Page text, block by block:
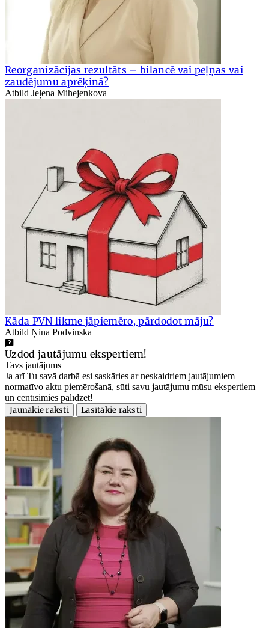
Reorganizācijas rezultāts – bilancē vai peļņas vai
zaudējumu aprēķinā?
Atbild Jeļena Mihejenkova
Kāda PVN likme jāpiemēro, pārdodot māju?
Atbild Ņina Podvinska
Uzdod jautājumu ekspertiem!
Tavs jautājums
Ja arī Tu savā darbā esi saskāries ar neskaidriem jautājumiem
normatīvo aktu piemērošanā, sūti savu jautājumu mūsu ekspertiem
un centīsimies palīdzēt!
Jaunākie raksti
Lasītākie raksti